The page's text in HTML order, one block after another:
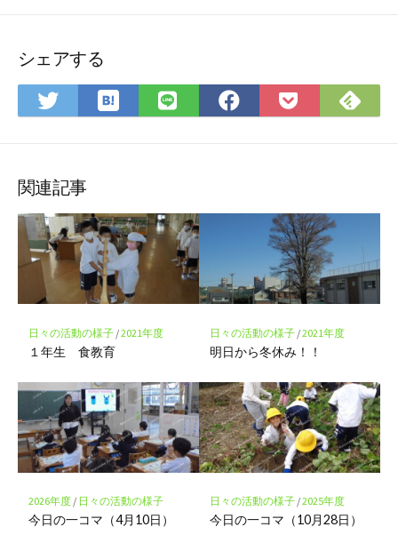
シェアする
Twitter
で
ア
は
て
ク
マ
ー
ク
に
保
存
LINE
で
Facebook
で
Pocket
に
で
関連記事
日々の活動の様子/2021年度
１年生 食教育
日々の活動の様子/2021年度
明日から冬休み！！
2026年度/ 日々の活動の様子
今日の一コマ（4月10日）
日々の活動の様子/2025年度
今日の一コマ（10月28日）